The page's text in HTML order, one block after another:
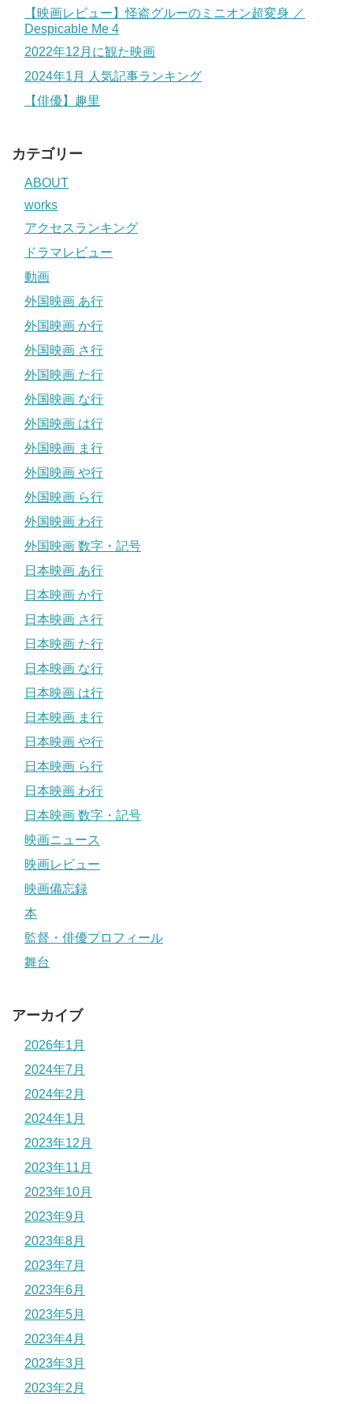
【映画レビュー】怪盗グルーのミニオン超変身 ／
Despicable Me 4
2022年12月に観た映画
2024年1月 人気記事ランキング
【俳優】趣里
カテゴリー
ABOUT
works
アクセスランキング
ドラマレビュー
動画
外国映画 あ行
外国映画 か行
外国映画 さ行
外国映画 た行
外国映画 な行
外国映画 は行
外国映画 ま行
外国映画 や行
外国映画 ら行
外国映画 わ行
外国映画 数字・記号
日本映画 あ行
日本映画 か行
日本映画 さ行
日本映画 た行
日本映画 な行
日本映画 は行
日本映画 ま行
日本映画 や行
日本映画 ら行
日本映画 わ行
日本映画 数字・記号
映画ニュース
映画レビュー
映画備忘録
本
監督・俳優プロフィール
舞台
アーカイブ
2026年1月
2024年7月
2024年2月
2024年1月
2023年12月
2023年11月
2023年10月
2023年9月
2023年8月
2023年7月
2023年6月
2023年5月
2023年4月
2023年3月
2023年2月